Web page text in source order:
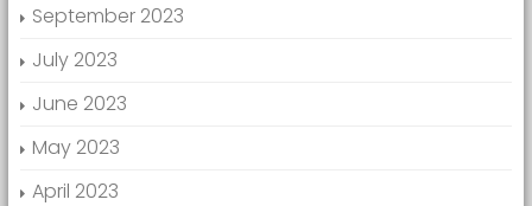
September 2023
July 2023
June 2023
May 2023
April 2023